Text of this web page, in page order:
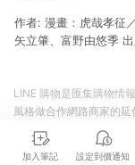
作者: 漫畫：虎哉孝征
矢立肇、富野由悠季
加入筆記 設定到價通知
LINE 購物是匯集購物情
風格做合作網路商家的
商品至各合作網路商家
準。